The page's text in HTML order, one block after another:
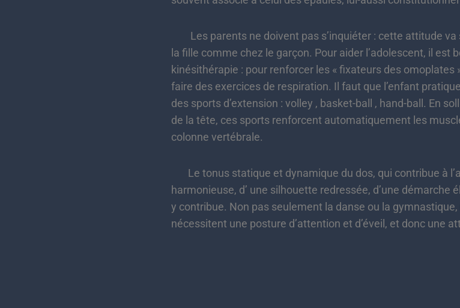
Les parents ne doivent pas s’inquiéter : cette attitude va
la fille comme chez le garçon. Pour aider l’adolescent, il est
kinésithérapie : pour renforcer les « fixateurs des omoplates
faire des exercices de respiration. Il faut que l’enfant
des sports d’extension : volley , basket-ball , hand-ball. En
de la tête, ces sports renforcent automatiquement les
colonne vertébrale.
Le tonus statique et dynamique du dos, qui contribue à
harmonieuse, d’ une silhouette redressée, d’une
y contribue. Non pas seulement la danse ou la
nécessitent une posture d’attention et d’éveil, et donc une